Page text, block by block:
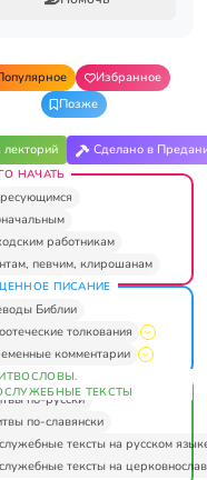
Избранное
Позже
Сделано в
НАЧАТЬ
работникам
певчим, клирошанам
ПИСАНИЕ
Библии
толкования
комментарии
ТЕКСТЫ
по-русски
по-славянски
тексты на русском
тексты на